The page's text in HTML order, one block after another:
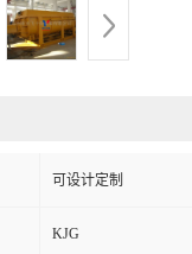
可设计定制
KJG